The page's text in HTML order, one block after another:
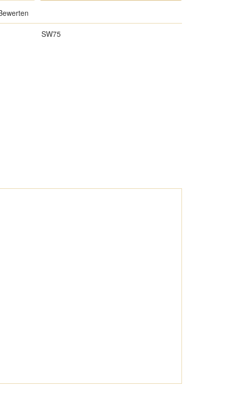
SW75